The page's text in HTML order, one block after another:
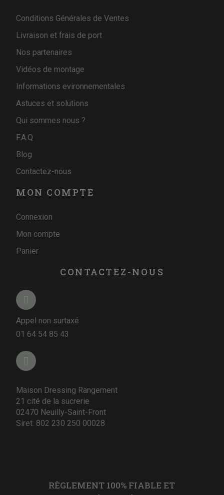
Conditions Générales de Ventes
Livraison et frais de port
Nos partenaires
Vidéos de montage
Informations evironnementales
Astuces et solutions
Qui sommes nous ?
F.A.Q
Blog
Contactez-nous
MON COMPTE
Connexion
Mon compte
Panier
CONTACTEZ-NOUS
Appel non surtaxé
01 64 54 85 43
Maison Dressing Rangement
21 cité de la sucrerie
02470 Neuilly-Saint-Front
Siret: 802 230 250 00028
RÈGLEMENT 100% FIABLE ET